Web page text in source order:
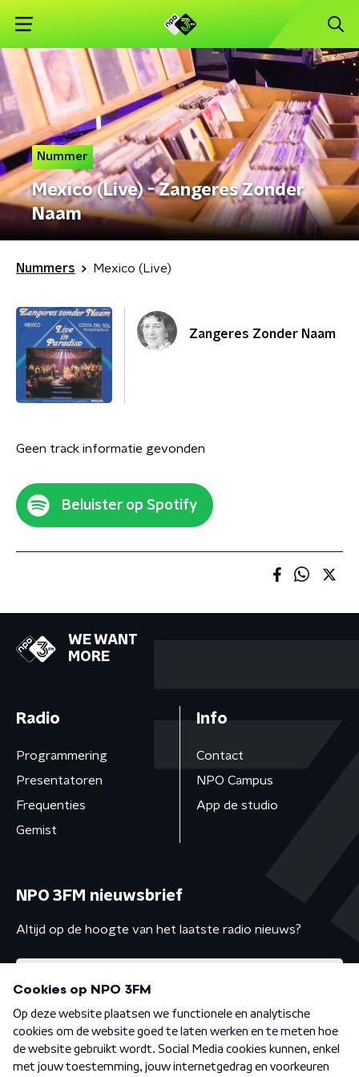
Nummer
Mexico (Live) - Zangeres Zonder
Naam
Nummers Mexico (Live)
Zangeres Zonder Naam
Geen track informatie gevonden
Beluister op Spotify
WE WANT
MORE
Radio
Programmering
Presentatoren
Frequenties
Gemist
Info
Contact
NPO Campus
App de studio
NPO 3FM nieuwsbrief
Altijd op de hoogte van het laatste radio nieuws?
Algemene voorwaarden Privacybeleid